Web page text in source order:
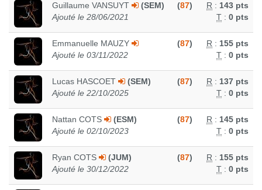
Guillaume VANSUYT
(SEM)
Ajouté le 28/06/2021
(87) R : 143 pts
T : 0 pts
Emmanuelle MAUZY
Ajouté le 03/11/2022
(87) R : 155 pts
T : 0 pts
Lucas HASCOET
(SEM)
Ajouté le 22/10/2025
(87) R : 137 pts
T : 0 pts
Nattan COTS
(ESM)
Ajouté le 02/10/2023
(87) R : 145 pts
T : 0 pts
Ryan COTS
(JUM)
Ajouté le 30/12/2022
(87) R : 155 pts
T : 0 pts